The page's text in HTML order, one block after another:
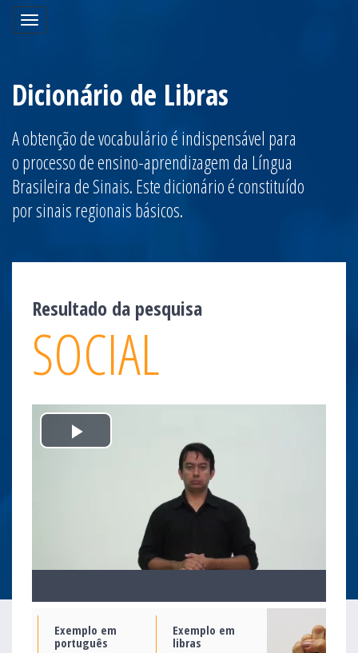
Toggle
navigation
Dicionário de Libras
A obtenção de vocabulário é indispensável para
o processo de ensino-aprendizagem da Língua
Brasileira de Sinais. Este dicionário é constituído
por sinais regionais básicos.
Resultado da pesquisa
SOCIAL
Play
Exemplo em
português
Exemplo em
libras